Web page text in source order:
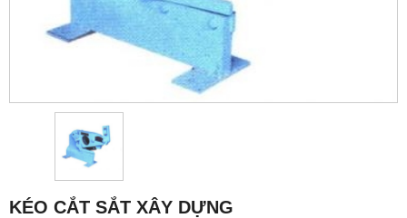
KÉO CẮT SẮT XÂY DỰNG